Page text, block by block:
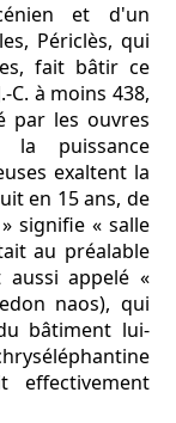
et d'un
Périclès, qui
fait bâtir ce
C. à moins 438,
par les ouvres
la puissance
exaltent la
en 15 ans, de
signifie « salle
au préalable
appelé «
naos), qui
bâtiment lui-
effectivement